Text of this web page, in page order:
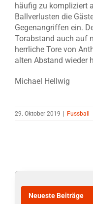
häufig zu kompliziert
Ballverlusten die
Gegenangriffen ein.
Torabstand auch auf
herrliche Tore von
alten Abstand wieder
Michael Hellwig
29. Oktober 2019 | Fussball
Neueste Beiträge